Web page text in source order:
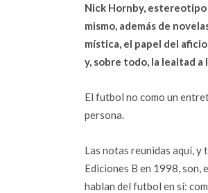
Nick Hornby, estereotipo
mismo, además de
mística, el papel del
y, sobre todo, la lealtad a
El futbol no como un
persona.
Las notas reunidas aquí, y
Ediciones B en 1998, son,
hablan del futbol en sí: